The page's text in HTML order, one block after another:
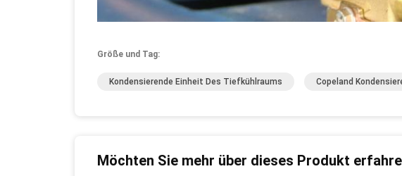
Größe und Tag:
Kondensierende Einheit Des Tiefkühlraums Copeland
Möchten Sie mehr über dieses Produkt